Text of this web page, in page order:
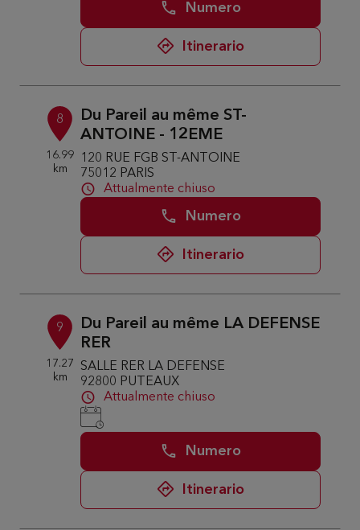
Numero
Itinerario
8
16.99
km
Du Pareil au même ST-
ANTOINE - 12EME
120 RUE FGB ST-ANTOINE
75012 PARIS
Attualmente chiuso
Numero
Itinerario
9
17.27
km
Du Pareil au même LA DEFENSE
RER
SALLE RER LA DEFENSE
92800 PUTEAUX
Attualmente chiuso
Numero
Itinerario